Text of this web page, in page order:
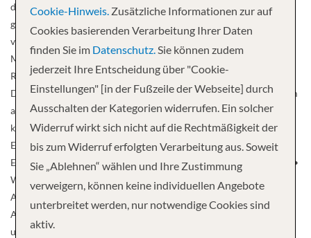
diesem Schiff besonders großzügig ausfällt, entspannt zurück und
genießen Sie, wie malerische Landschaften entlang der Donau
vorbeiziehen. Jeden Tag erleben Sie eine andere Stadt – und jede
Menge Kultur und Shopping. Den Abend krönen Wellness im SPA-
ROSA sowie kulinarische Highlights vom Buffet mit Live-Cooking.
Die Lounge mit Panoramablick lädt bei einem guten Glas Wein zum
ausgiebigen Verweilen und Genießen ein. Nicht zu vergessen Ihre
komfortable und geräumige Kabine, in der Sie die schönsten
Erlebnisse des Tages noch einmal Revue passieren lassen. SO
ENTKOMMEN SIE DEM ALLTAG AM BESTEN: AUF DEM SCHIFF •
Weitläufiges Sonnendeck mit entspannter Atmosphäre •
Ausreichend Liegen, Sonnenschirme und -segel • Beheizbarer
Außenpool mit Gegenstromanlage • Shuffleboard, Putting Green
und Großfigurenschach • Außenrestaurant auf dem Achterdeck •
Cookie-Hinweis. Zusätzliche Informationen zur auf
Cookies basierenden Verarbeitung Ihrer Daten
finden Sie im Datenschutz.Sie können zudem
jederzeit Ihre Entscheidung über "Cookie-
Einstellungen" [in der Fußzeile der Webseite] durch
Ausschalten der Kategorien widerrufen. Ein solcher
Widerruf wirkt sich nicht auf die Rechtmäßigkeit der
bis zum Widerruf erfolgten Verarbeitung aus. Soweit
Sie „Ablehnen“ wählen und Ihre Zustimmung
verweigern, können keine individuellen Angebote
unterbreitet werden, nur notwendige Cookies sind
aktiv.